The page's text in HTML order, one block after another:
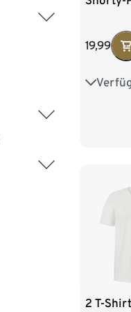
19,99
S 44/46
2 T-